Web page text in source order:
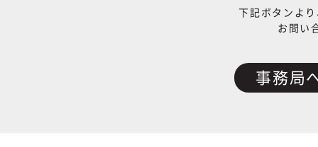
下記ボタンよ
お問い
事務局